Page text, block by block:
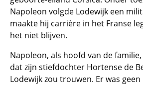
Napoleon volgde Lodewijk een
maakte hij carrière in het Franse
het niet blijven.
Napoleon, als hoofd van de
dat zijn stiefdochter Hortense de
Lodewijk zou trouwen. Er was